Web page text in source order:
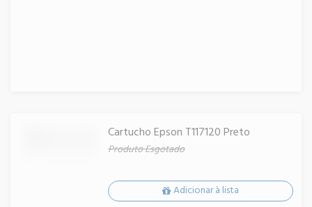
Cartucho Epson T117120 Preto
Produto Esgotado
Adicionar à lista